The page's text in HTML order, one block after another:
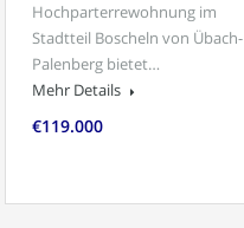
Hochparterrewohnung im
Stadtteil Boscheln von Übach-
Palenberg bietet…
Mehr Details
€119.000